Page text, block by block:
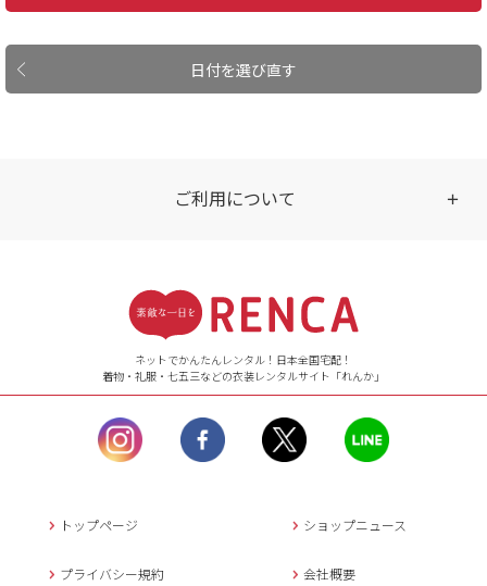
日付を選び直す
ご利用について
【ご注文（インターネット）】
24時間年中無休
【お問い合わせ窓口（メー
ル）】10:00~17:00
土曜日、日曜日、臨
時休業日を除く。
営業時間外にいただ
返信させていただきま
年末年始、大型連休
ネットでかんたんレンタル！日本全国宅配！
着物・礼服・七五三などの衣装レンタルサイト「れんか」
トップページ ショップニュース
プライバシー規約 会社概要